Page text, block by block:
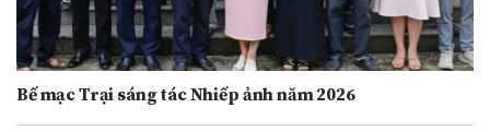
Bế mạc Trại sáng tác Nhiếp ảnh năm 2026